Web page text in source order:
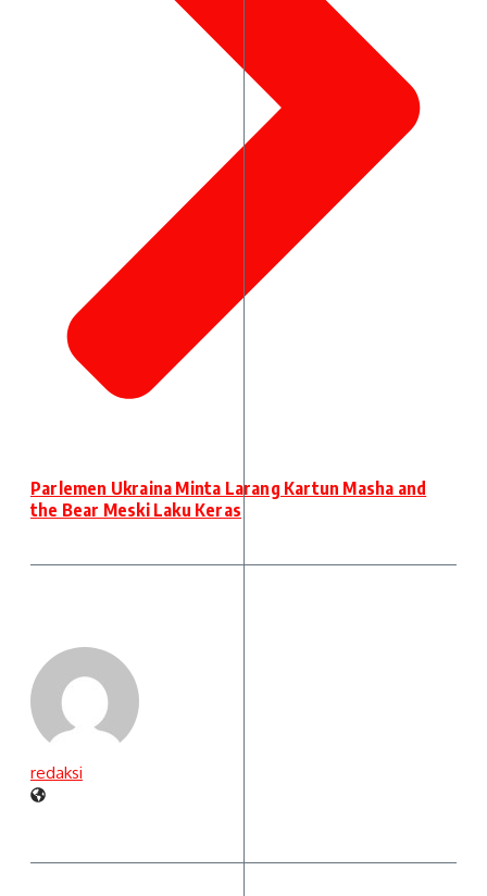
Parlemen Ukraina Minta Larang Kartun Masha and
the Bear Meski Laku Keras
redaksi